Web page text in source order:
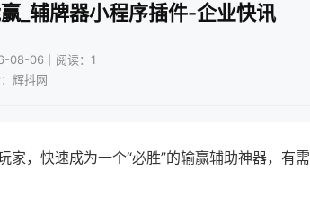
_辅牌器小程序插件-企业快讯
08-06｜阅读：1
辉抖网
，快速成为一个“必胜”的输赢辅助神器，有需